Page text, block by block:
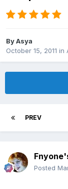
ByAsya
October 15, 2011 in
PREV
Posted